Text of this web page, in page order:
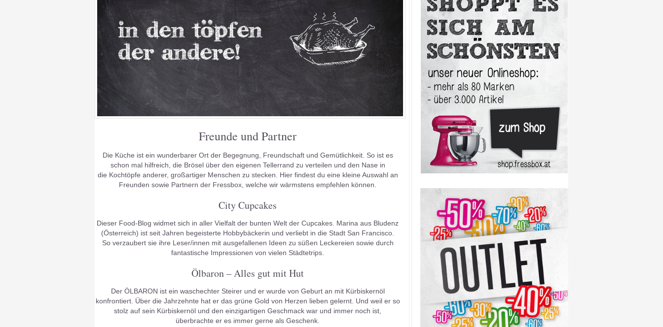
Freunde und Partner
Die Küche ist ein wunderbarer Ort der Begegnung, Freundschaft und Gemütlichkeit. So ist es
schon mal hilfreich, die Brösel über den eigenen Tellerrand zu verteilen und den Nase in
die Kochtöpfe anderer, großartiger Menschen zu stecken. Hier findest du eine kleine Auswahl an
Freunden sowie Partnern der Fressbox, welche wir wärmstens empfehlen können.
City Cupcakes
Dieser Food-Blog widmet sich in aller Vielfalt der bunten Welt der Cupcakes. Marina aus Bludenz
(Österreich) ist seit Jahren begeisterte Hobbybäckerin und verliebt in die Stadt San Francisco.
So verzaubert sie ihre Leser/innen mit ausgefallenen Ideen zu süßen Leckereien sowie durch
fantastische Impressionen von vielen Städtetrips.
Ölbaron – Alles gut mit Hut
Der ÖLBARON ist ein waschechter Steirer und er wurde von Geburt an mit Kürbiskernöl
konfrontiert. Über die Jahrzehnte hat er das grüne Gold von Herzen lieben gelernt. Und weil er so
stolz auf sein Kürbiskernöl und den einzigartigen Geschmack war und immer noch ist,
überbrachte er es immer gerne als Geschenk.